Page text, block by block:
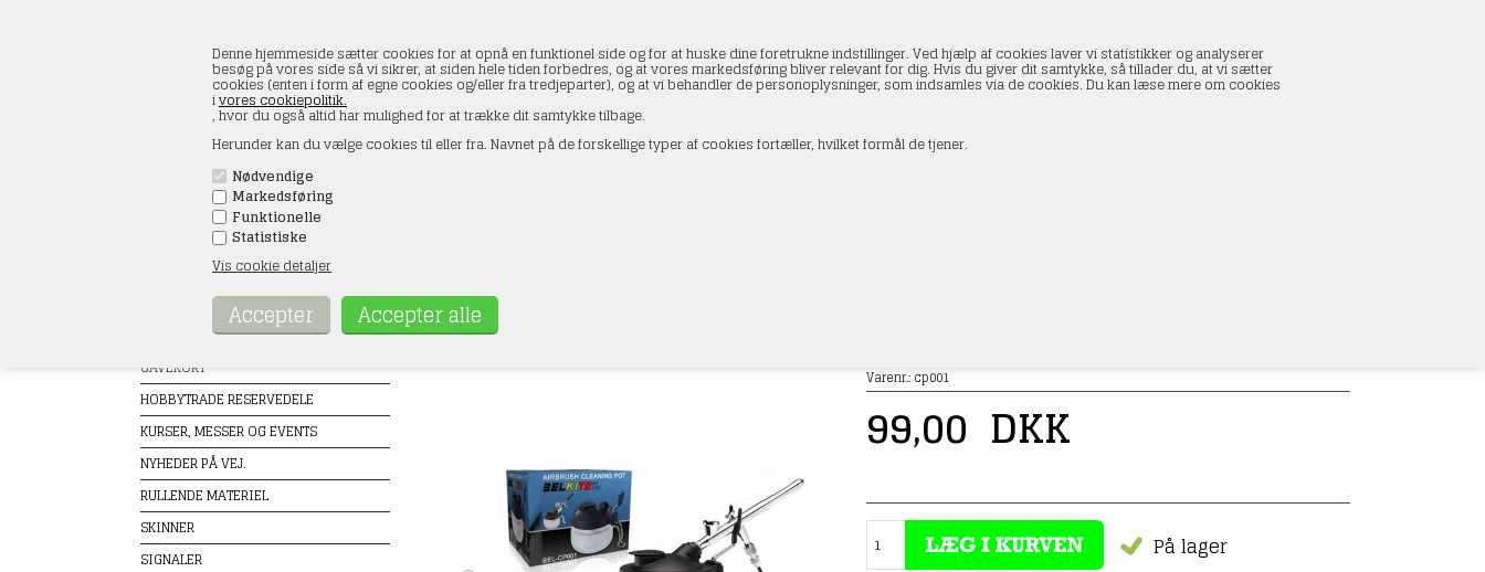
Denne hjemmeside sætter cookies for at opnå en funktionel side og for at huske dine foretrukne indstillinger. Ved hjælp af cookies laver vi statistikker og analyserer
besøg på vores side så vi sikrer, at siden hele tiden forbedres, og at vores markedsføring bliver relevant for dig. Hvis du giver dit samtykke, så tillader du, at vi sætter
cookies (enten i form af egne cookies og/eller fra tredjeparter), og at vi behandler de personoplysninger, som indsamles via de cookies. Du kan læse mere om cookies
ivores cookiepolitik.
, hvor du også altid har mulighed for at trække dit samtykke tilbage.
Herunder kan du vælge cookies til eller fra. Navnet på de forskellige typer af cookies fortæller, hvilket formål de tjener.
Nødvendige
Markedsføring
Funktionelle
Statistiske
Vis cookie detaljer
0 vare(r) i kurven
I alt:
ÅBNINGSTIDER
Produkter
GAVEKORT
HOBBYTRADE RESERVEDELE
KURSER, MESSER OG EVENTS
NYHEDER PÅ VEJ.
RULLENDE MATERIEL
SKINNER
SIGNALER
Forside»
Varenr.: cp001
99,00 DKK
På lager